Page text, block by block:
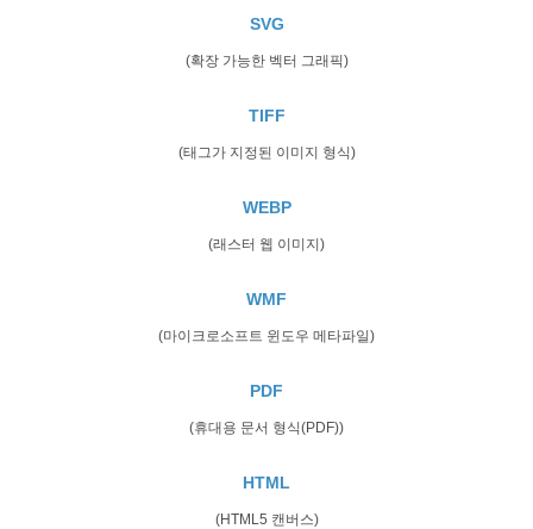
SVG
(확장 가능한 벡터 그래픽)
TIFF
(태그가 지정된 이미지 형식)
WEBP
(래스터 웹 이미지)
WMF
(마이크로소프트 윈도우 메타파일)
PDF
(휴대용 문서 형식(PDF))
HTML
(HTML5 캔버스)